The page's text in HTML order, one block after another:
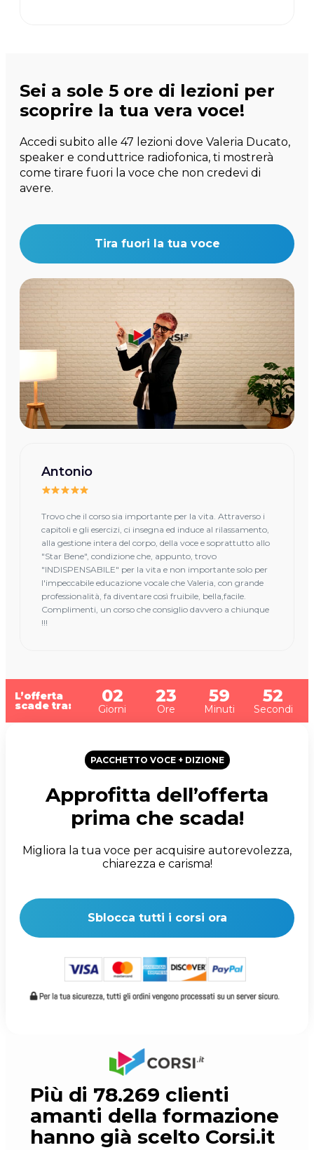
Sei a sole 5 ore di lezioni per
scoprire la tua vera voce!
Accedi subito alle 47 lezioni dove Valeria Ducato,
speaker e conduttrice radiofonica, ti mostrerà
come tirare fuori la voce che non credevi di
avere.
Tira fuori la tua voce
Antonio
Trovo che il corso sia importante per la vita. Attraverso i
capitoli e gli esercizi, ci insegna ed induce al rilassamento,
alla gestione intera del corpo, della voce e soprattutto allo
"Star Bene", condizione che, appunto, trovo
"INDISPENSABILE" per la vita e non importante solo per
l'impeccabile educazione vocale che Valeria, con grande
professionalità, fa diventare così fruibile, bella,facile.
Complimenti, un corso che consiglio davvero a chiunque
!!!
L’offerta
scade tra: 02
Giorni
23
Ore
59
Minuti
51
Secondi
PACCHETTO VOCE + DIZIONE
Approfitta dell’offerta
prima che scada!
Migliora la tua voce per acquisire autorevolezza,
chiarezza e carisma!
Sblocca tutti i corsi ora
Più di 78.269 clienti
amanti della formazione
hanno già scelto Corsi.it